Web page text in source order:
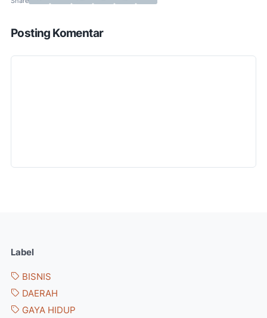
Posting Komentar
Label
BISNIS
DAERAH
GAYA HIDUP